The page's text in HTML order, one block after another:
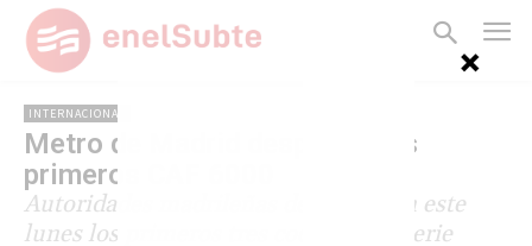
INTERNACIONAL
Metro de Madrid despacha los
primeros CAF 6000
Autoridades madrileñas despacharon este
lunes los primeros tres coches CAF serie